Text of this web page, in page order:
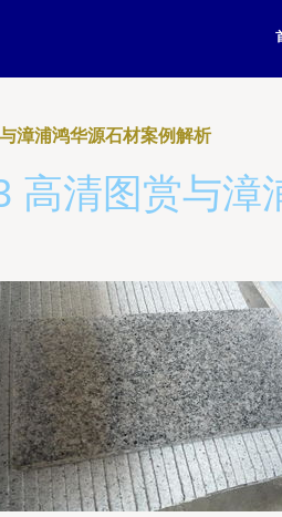
漳浦鸿华源石材案例解析
高清图赏与漳